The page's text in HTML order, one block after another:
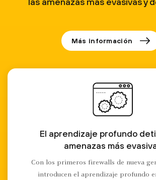
Más información
El aprendizaje profundo
amenazas más
Con los primeros firewalls de nueva
introducen el aprendizaje profundo